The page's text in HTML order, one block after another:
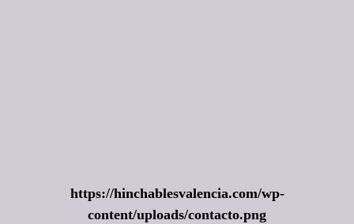
https://hinchablesvalencia.com/wp-
content/uploads/contacto.png